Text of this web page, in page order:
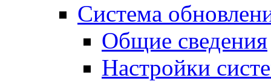
Система
Общие сведения
Настройки